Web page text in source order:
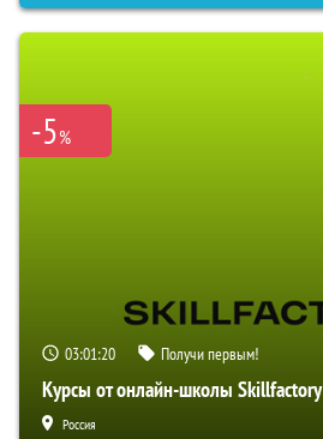
-5%
03:01:19 Получи первым!
Курсы от онлайн-школы Skillfactory
Россия